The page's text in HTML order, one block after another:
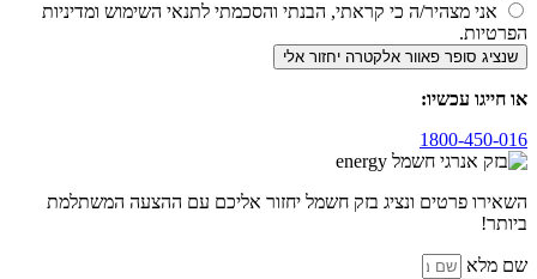
אני מצהיר/ה כי קראתי, הבנתי והסכמתי לתנאי השימוש ומדיניות
הפרטיות.
שנציג סופר פאוור אלקטרה יחזור אלי
או חייגו עכשיו:
1800-450-016
השאירו פרטים ונציג בזק חשמל יחזור אליכם עם ההצעה המשתלמת
ביותר!
שם מלא